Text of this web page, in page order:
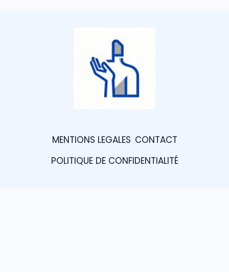
MENTIONS LEGALES CONTACT
POLITIQUE DE CONFIDENTIALITÉ